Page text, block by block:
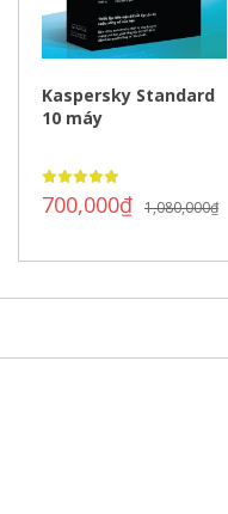
Kaspersky Standard
10 máy
1,080,000₫
700,000₫